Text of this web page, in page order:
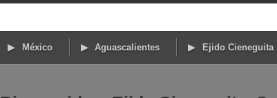
México Aguascalientes Ejido Cieneguita